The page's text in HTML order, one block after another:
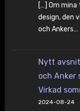
[…] Om mina
design, den
och Ankers…
Nytt
och Anker
Virkad
2024-08-24